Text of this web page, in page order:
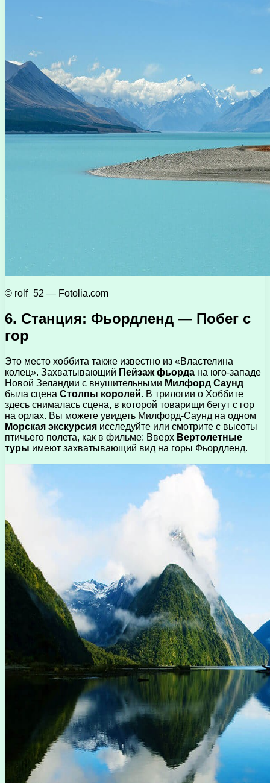
© rolf_52 — Fotolia.com
6. Станция: Фьордленд — Побег с
гор
Это место хоббита также известно из «Властелина
колец». Захватывающий Пейзаж фьорда на юго-западе
Новой Зеландии с внушительными Милфорд Саунд
была сцена Столпы королей. В трилогии о Хоббите
здесь снималась сцена, в которой товарищи бегут с гор
на орлах. Вы можете увидеть Милфорд-Саунд на одном
Морская экскурсия исследуйте или смотрите с высоты
птичьего полета, как в фильме: Вверх Вертолетные
туры имеют захватывающий вид на горы Фьордленд.